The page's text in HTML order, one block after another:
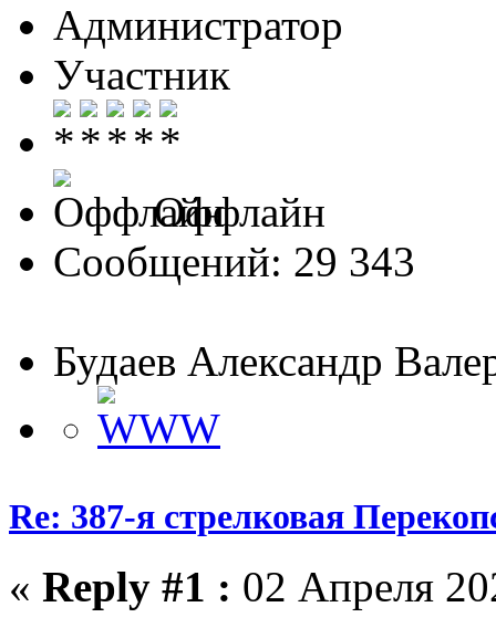
Администратор
Участник
Оффлайн
Сообщений: 29 343
Будаев Александр
Re: 387-я стрелковая
« Reply #1 : 02 Апреля